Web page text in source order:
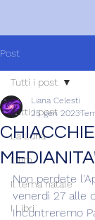
Post
Tutti i post
La Luna
Lilith
Il tema natale
I Libri
Tutti i post
Liana Celesti
25 gen 2023
Non perdete
venerdì 27 alle
Incontreremo